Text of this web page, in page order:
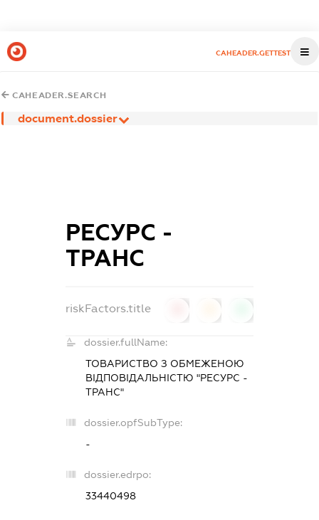
CAHEADER.GETTEST
CAHEADER.SEARCH
document.dossier
РЕСУРС -
ТРАНС
riskFactors.title
dossier.fullName:
ТОВАРИСТВО З ОБМЕЖЕНОЮ
ВІДПОВІДАЛЬНІСТЮ "РЕСУРС -
ТРАНС"
dossier.opfSubType:
-
dossier.edrpo:
33440498